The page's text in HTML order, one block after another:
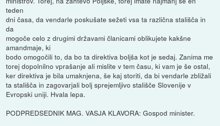
teden
dni časa, da vendarle poskušate sežeti vsa ta različna stališča in
da
mogoče celo z drugimi državami članicami oblikujete kakšne
amandmaje, ki
bodo omogočili to, da bo ta direktiva boljša kot je sedaj. Zanima me
torej dopolnilno vprašanje ali mislite v tem času, ki vam je še ostal,
ker direktiva je bila umaknjena, še kaj storiti, da bi vendarle zbližali
ta stališča in zagovarjali bolj sprejemljivo stališče Slovenije v
Evropski uniji. Hvala lepa.
PODPREDSEDNIK MAG. VASJA KLAVORA: Gospod minister.